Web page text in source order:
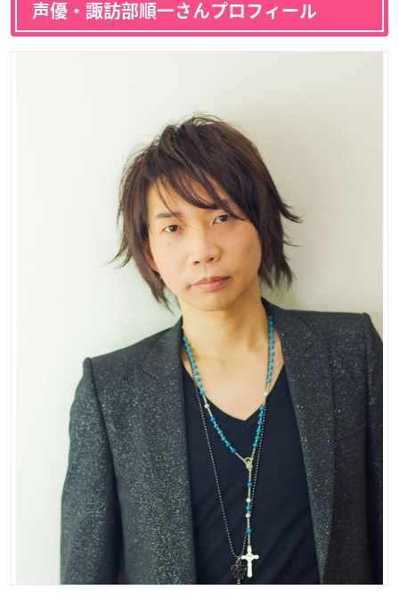
声優・諏訪部順一さんプロフィール